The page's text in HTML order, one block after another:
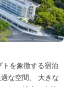
な空間、 大きな